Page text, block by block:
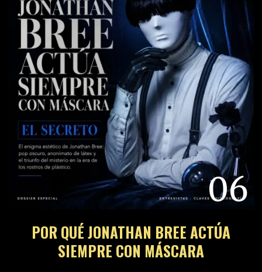
06
POR QUÉ JONATHAN BREE ACTÚA
SIEMPRE CON MÁSCARA